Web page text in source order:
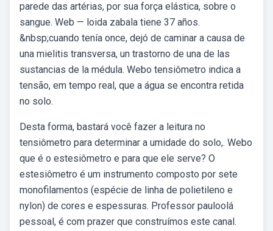
parede das artérias, por sua força elástica, sobre o
sangue. Web — loida zabala tiene 37 años.
&nbsp;cuando tenía once, dejó de caminar a causa de
una mielitis transversa, un trastorno de una de las
sustancias de la médula. Webo tensiômetro indica a
tensão, em tempo real, que a água se encontra retida
no solo.
Desta forma, bastará você fazer a leitura no
tensiômetro para determinar a umidade do solo,. Webo
que é o estesiômetro e para que ele serve? O
estesiômetro é um instrumento composto por sete
monofilamentos (espécie de linha de polietileno e
nylon) de cores e espessuras. Professor pauloolá
pessoal, é com prazer que construímos este canal.